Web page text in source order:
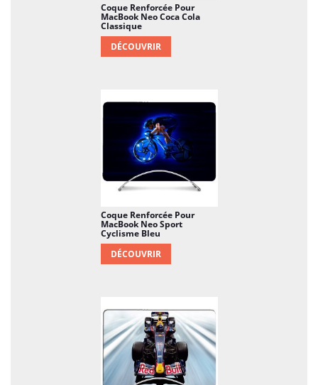
Coque Renforcée Pour
MacBook Neo Coca Cola
Classique
DÉCOUVRIR
Coque Renforcée Pour
MacBook Neo Sport
Cyclisme Bleu
DÉCOUVRIR